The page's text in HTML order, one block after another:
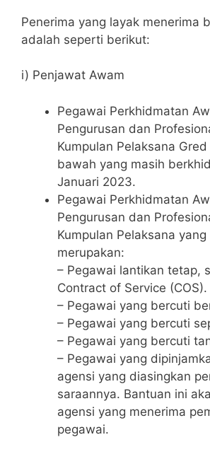
Penerima yang layak menerima
adalah seperti berikut:
i) Penjawat Awam
Pegawai Perkhidmatan
Pengurusan dan
Kumpulan Pelaksana
bawah yang masih
Januari 2023.
Pegawai Perkhidmatan
Pengurusan dan
Kumpulan Pelaksana
merupakan:
– Pegawai lantikan tetap,
Contract of Service (COS).
– Pegawai yang bercuti
– Pegawai yang bercuti
– Pegawai yang bercuti
– Pegawai yang
agensi yang diasingkan
saraannya. Bantuan ini
agensi yang menerima
pegawai.